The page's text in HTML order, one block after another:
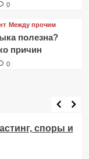
0
Между прочим
полезна?
причин
0
споры и